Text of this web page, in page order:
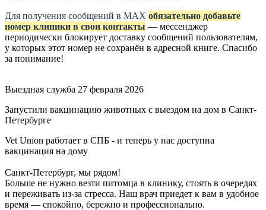
Для получения сообщений в МАХ обязательно добавьте
номер клиники в свои контакты — мессенджер
периодически блокирует доставку сообщений пользователям,
у которых этот номер не сохранён в адресной книге. Спасибо
за понимание!
Выездная служба 27 февраля 2026
Запустили вакцинацию животных с выездом на дом в Санкт-
Петербурге
Vet Union работает в СПБ - и теперь у нас доступна
вакцинация на дому
Санкт-Петербург, мы рядом!
Больше не нужно везти питомца в клинику, стоять в очередях
и переживать из-за стресса. Наш врач приедет к вам в удобное
время — спокойно, бережно и профессионально.